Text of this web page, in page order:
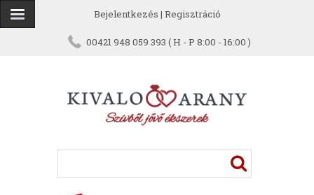
Bejelentkezés | Regisztráció
00421 948 059 393 ( H - P 8:00 - 16:00 )